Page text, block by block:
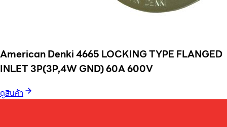
American Denki 4665 LOCKING TYPE FLANGED
INLET 3P(3P,4W GND) 60A 600V
ดูสินค้า